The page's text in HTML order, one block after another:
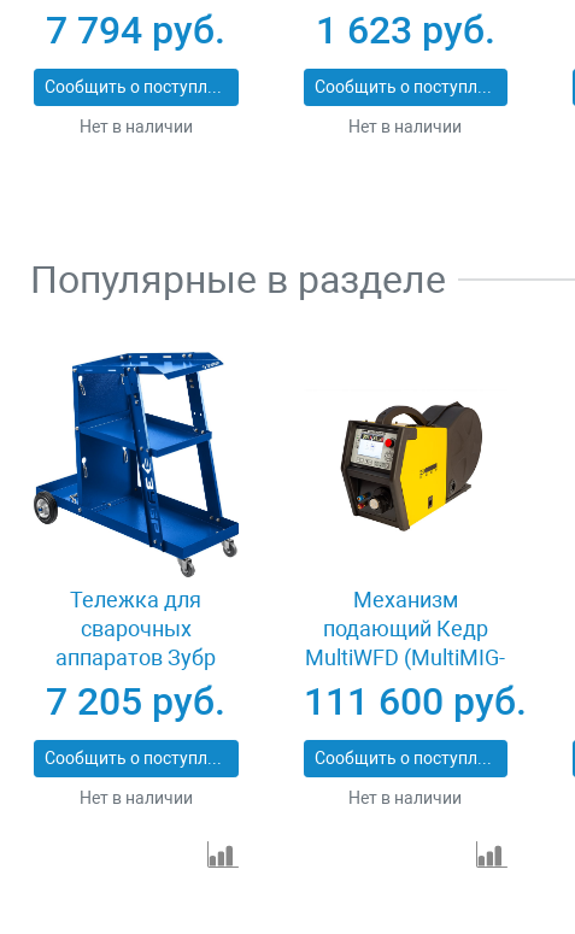
7 794 руб.
Сообщить о поступлении
Нет в наличии
1 623 руб.
Сообщить о поступлении
Нет в наличии
Популярные в разделе
Тележка для
сварочных
аппаратов Зубр
38915
7 205 руб.
Сообщить о поступлении
Нет в наличии
Механизм
подающий Кедр
MultiWFD (MultiMIG-
5000P) 8009278
111 600 руб.
Сообщить о поступлении
Нет в наличии